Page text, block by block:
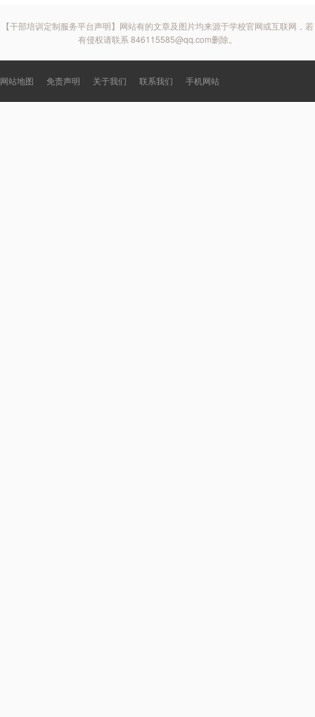
【干部培训定制服务平台声明】网站有的文章及图片均来源于学校官网或互联网，若
有侵权请联系 846115585@qq.com删除。
网站地图 免责声明 关于我们 联系我们 手机网站